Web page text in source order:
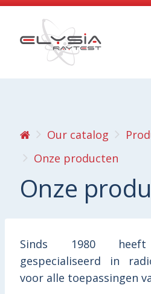
Our catalog
Onze producten
Onze
Sinds 1980
gespecialiseerd in
voor alle toepassingen